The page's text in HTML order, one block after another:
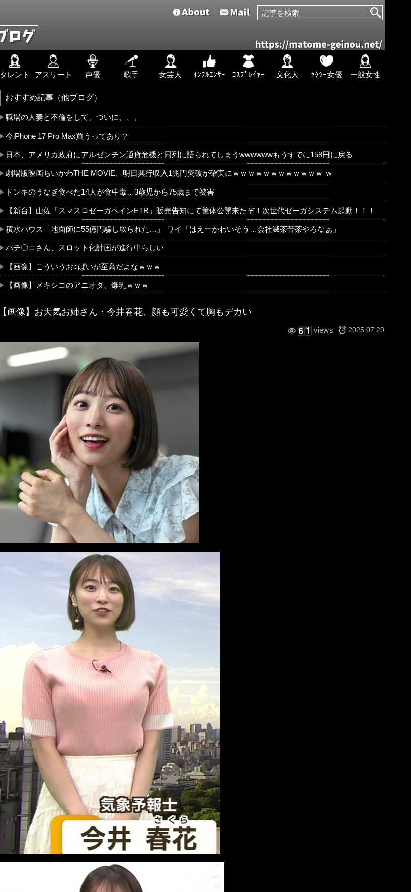
タレント アスリート 声優 歌手 女芸人 ｲﾝﾌﾙｴﾝｻｰ ｺｽﾌﾟﾚｲﾔｰ 文化人 ｾｸｼｰ女優 一般女性
おすすめ記事（他ブログ）
職場の人妻と不倫をして、ついに、、、
今iPhone 17 Pro Max買うってあり？
日本、アメリカ政府にアルゼンチン通貨危機と同列に語られてしまうwwwwwwもうすでに158円に戻る
劇場版映画ちいかわTHE MOVIE、明日興行収入1兆円突破が確実にｗｗｗｗｗｗｗｗｗｗｗｗ ｗ
ドンキのうなぎ食べた14人が食中毒…3歳児から75歳まで被害
【新台】山佐「スマスロゼーガペインETR」販売告知にて筐体公開来たぞ！次世代ゼーガシステム起動！！！
積水ハウス「地面師に55億円騙し取られた…」 ワイ「はえーかわいそう…会社滅茶苦茶やろなぁ」
パチ〇コさん、スロット化計画が進行中らしい
【画像】こういうお○ぱいが至高だよなｗｗｗ
【画像】メキシコのアニオタ、爆乳ｗｗｗ
【画像】お天気お姉さん・今井春花、顔も可愛くて胸もデカい
views 2025.07.29